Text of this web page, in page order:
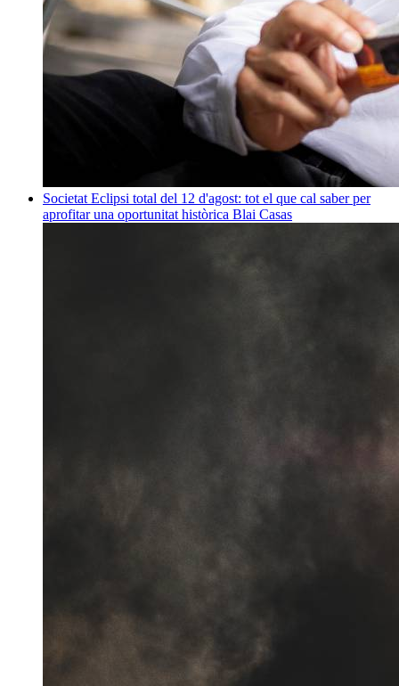
Societat Eclipsi total del 12 d'agost: tot el que cal saber per
aprofitar una oportunitat històrica Blai Casas